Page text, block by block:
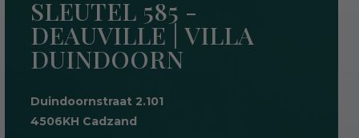
SLEUTEL 585 -
DEAUVILLE | VILLA
DUINDOORN
Duindoornstraat 2.101
4506KH Cadzand